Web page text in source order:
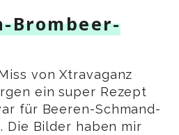
Brombeer-
von Xtravaganz
ein super Rezept
für Beeren-Schmand-
Die Bilder haben mir